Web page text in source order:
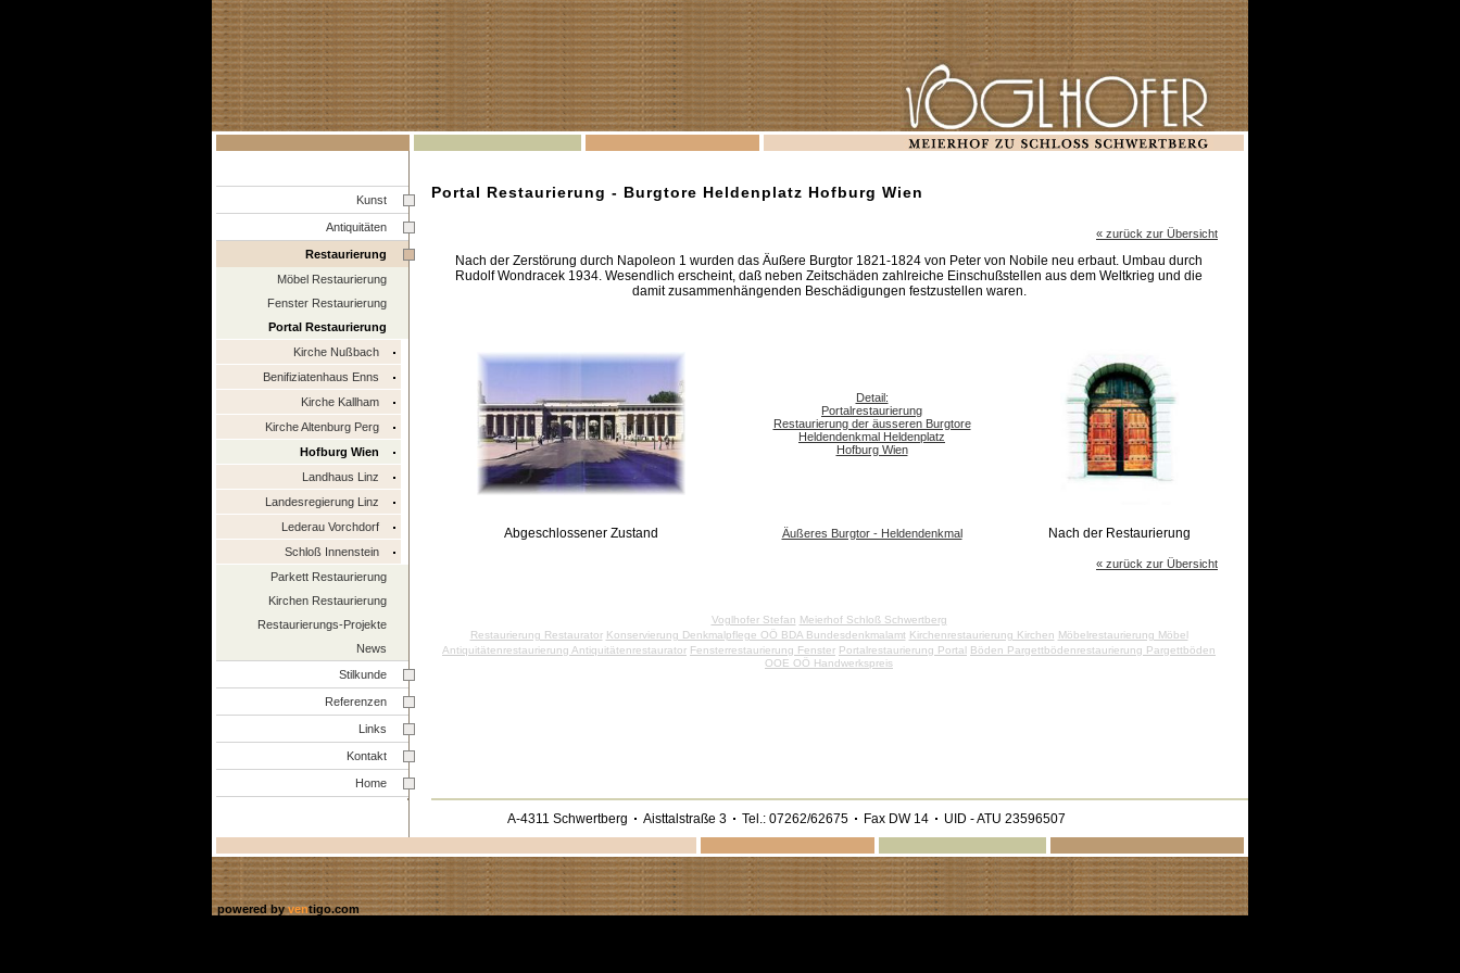
Kunst
Antiquitäten
Restaurierung
Möbel Restaurierung
Fenster Restaurierung
Portal Restaurierung
Kirche Nußbach
Benifiziatenhaus Enns
Kirche Kallham
Kirche Altenburg Perg
Hofburg Wien
Landhaus Linz
Landesregierung Linz
Lederau Vorchdorf
Schloß Innenstein
Parkett Restaurierung
Kirchen Restaurierung
Restaurierungs-Projekte
News
Stilkunde
Referenzen
Links
Kontakt
Home
Portal Restaurierung - Burgtore Heldenplatz Hofburg Wien
« zurück zur Übersicht
Nach der Zerstörung durch Napoleon 1 wurden das Äußere Burgtor 1821-1824 von Peter von Nobile neu erbaut. Umbau durch
Rudolf Wondracek 1934. Wesendlich erscheint, daß neben Zeitschäden zahlreiche Einschußstellen aus dem Weltkrieg und die
damit zusammenhängenden Beschädigungen festzustellen waren.
Detail:
Portalrestaurierung
Restaurierung der äusseren Burgtore
Heldendenkmal Heldenplatz
Hofburg Wien
Abgeschlossener Zustand Äußeres Burgtor - Heldendenkmal Nach der Restaurierung
« zurück zur Übersicht
Voglhofer Stefan Meierhof Schloß Schwertberg
Restaurierung Restaurator Konservierung Denkmalpflege OÖ BDA Bundesdenkmalamt Kirchenrestaurierung Kirchen Möbelrestaurierung Möbel
Antiquitätenrestaurierung Antiquitätenrestaurator Fensterrestaurierung Fenster Portalrestaurierung Portal Böden Pargettbödenrestaurierung Pargettböden
OOE OÖ Handwerkspreis
A-4311 Schwertberg Aisttalstraße 3 Tel.: 07262/62675 Fax DW 14 UID - ATU 23596507
powered byventigo.com